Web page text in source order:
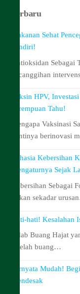
Terbaru
Makanan Sehat
Sendiri!
Antioksidan Sebagai
kecanggihan
Vaksin HPV,
Perempuan Tahu!
Mengapa Vaksinasi
hentinya berinovasi
Rahasia Kebersihan
Mengaturnya Sejak
Kebersihan Sebagai
bukan sekadar
Hati-hati! Kesalahan
Adab Buang Hajat
setelah buang…
Ternyata Mudah!
Mendesak